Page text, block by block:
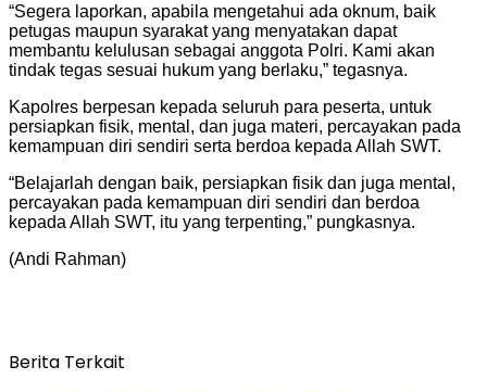
“Segera laporkan, apabila mengetahui ada oknum, baik
petugas maupun syarakat yang menyatakan dapat
membantu kelulusan sebagai anggota Polri. Kami akan
tindak tegas sesuai hukum yang berlaku,” tegasnya.
Kapolres berpesan kepada seluruh para peserta, untuk
persiapkan fisik, mental, dan juga materi, percayakan pada
kemampuan diri sendiri serta berdoa kepada Allah SWT.
“Belajarlah dengan baik, persiapkan fisik dan juga mental,
percayakan pada kemampuan diri sendiri dan berdoa
kepada Allah SWT, itu yang terpenting,” pungkasnya.
(Andi Rahman)
Berita Terkait